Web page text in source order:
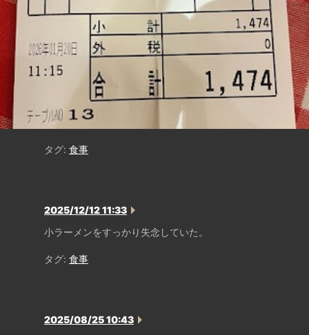
タグ: 食事
2025/12/12 11:33
小ラーメンをすっかり失念していた。
タグ: 食事
2025/08/25 10:43